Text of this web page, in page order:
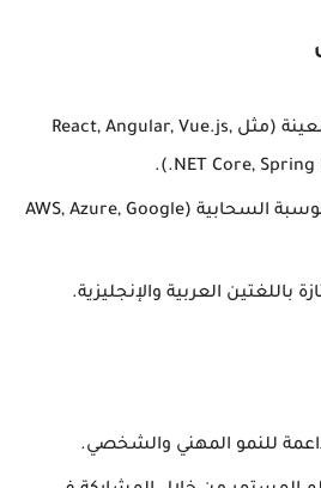
خبرة في أطر عمل معينة (مثل React, Angular, Vue.js,
.NET Core, Spring
معرفة بمفاهيم الحوسبة السحابية (AWS, Azure, Google
باللغتين العربية والإنجليزية.
للنمو المهني والشخصي.